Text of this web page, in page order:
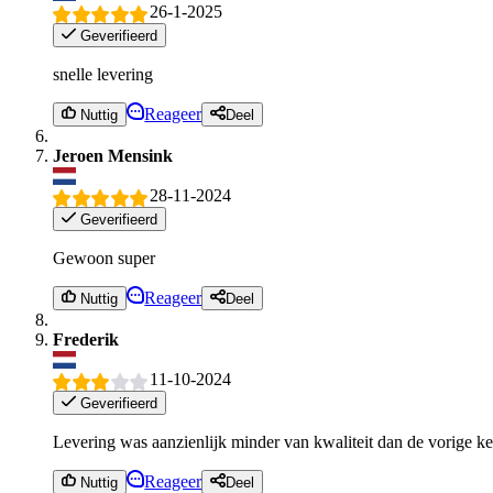
26-1-2025
Geverifieerd
snelle levering
Nuttig Reageer Deel
Jeroen Mensink
28-11-2024
Geverifieerd
Gewoon super
Nuttig Reageer Deel
Frederik
11-10-2024
Geverifieerd
Levering was aanzienlijk minder van kwaliteit dan de vorige
Nuttig Reageer Deel